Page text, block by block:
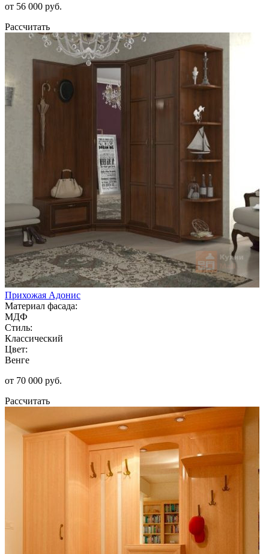
от 56 000 руб.
Рассчитать
Прихожая Адонис
Материал фасада:
МДФ
Стиль:
Классический
Цвет:
Венге
от 70 000 руб.
Рассчитать